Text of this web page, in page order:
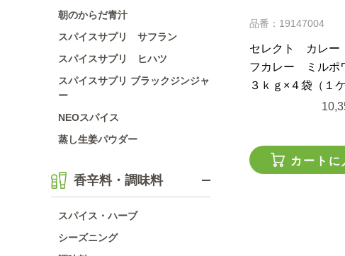
朝のからだ青汁
スパイスサプリ サフラン
スパイスサプリ ヒハツ
スパイスサプリ ブラックジンジャ
ー
NEOスパイス
蒸し生姜パウダー
香辛料・調味料
スパイス・ハーブ
シーズニング
品番：19147004
セレクト カレ
フカレー ミルポ
３ｋｇ×４袋（１
カートに